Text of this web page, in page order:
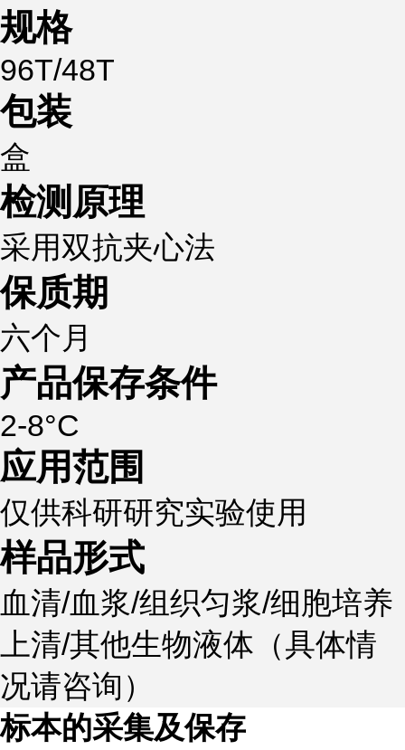
规格
96T/48T
包装
盒
检测原理
采用双抗夹心法
保质期
六个月
产品保存条件
2-8°C
应用范围
仅供科研研究实验使用
样品形式
血清/血浆/组织匀浆/细胞培养
上清/其他生物液体（具体情
况请咨询）
标本的采集及保存